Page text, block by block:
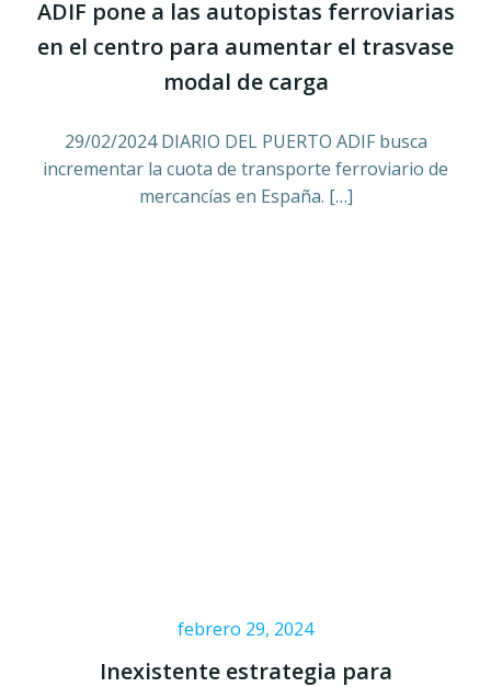
ADIF pone a las autopistas ferroviarias
en el centro para aumentar el trasvase
modal de carga
29/02/2024 DIARIO DEL PUERTO ADIF busca
incrementar la cuota de transporte ferroviario de
mercancías en España. […]
febrero 29, 2024
Inexistente estrategia para